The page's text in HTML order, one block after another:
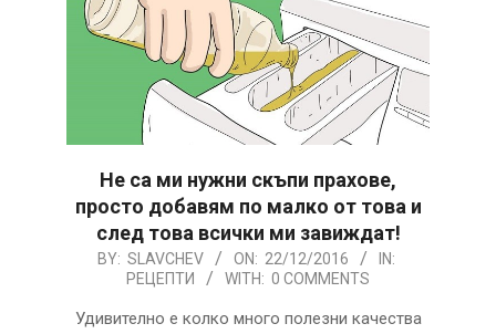
Не са ми нужни скъпи прахове,
просто добавям по малко от това и
след това всички ми завиждат!
2016-
22
BY: SLAVCHEV ON: 22/12/2016
IN:
РЕЦЕПТИ
WITH: 0 COMMENTS
Удивително е колко много полезни качества